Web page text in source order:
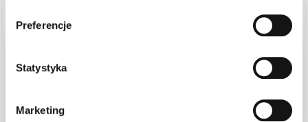
Preferencje
Statystyka
Marketing
podgląd